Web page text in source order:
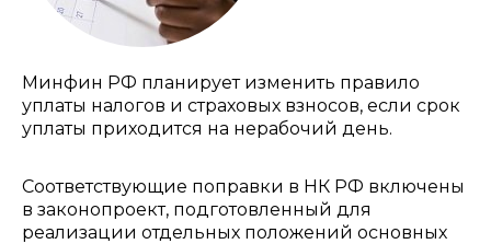
Минфин РФ планирует изменить правило
уплаты налогов и страховых взносов, если срок
уплаты приходится на нерабочий день.
Соответствующие поправки в НК РФ включены
в законопроект, подготовленный для
реализации отдельных положений основных